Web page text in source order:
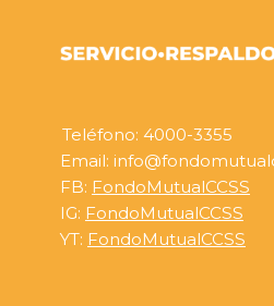
Teléfono: 4000-3355
Email:
FB: FondoMutualCCSS
IG: FondoMutualCCSS
YT: FondoMutualCCSS